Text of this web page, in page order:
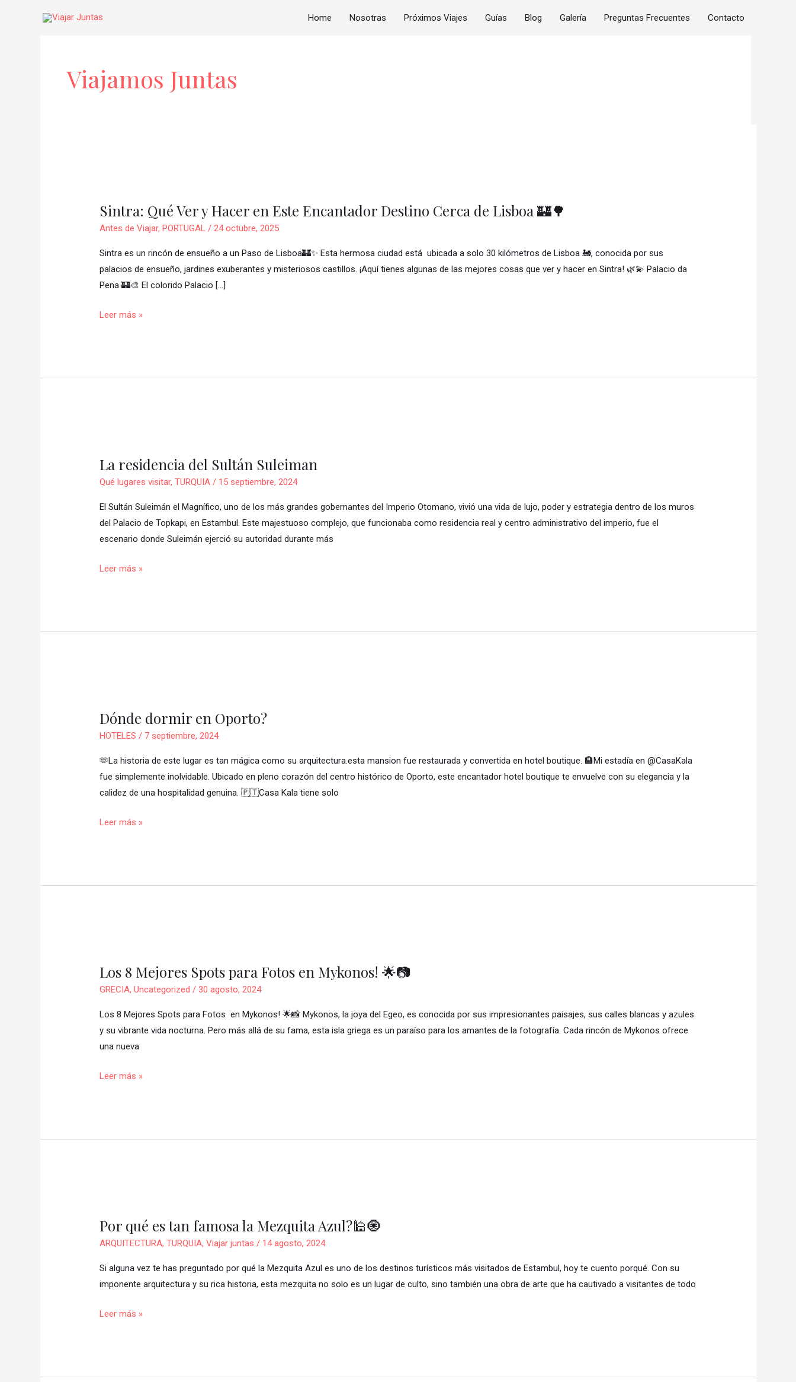
Home Nosotras Próximos Viajes Guías Blog Galería Preguntas Frecuentes Contacto
Viajamos Juntas
Sintra: Qué Ver y Hacer en Este Encantador Destino Cerca de Lisboa 🏰🌳
Antes de Viajar, PORTUGAL/ 24 octubre, 2025
Sintra es un rincón de ensueño a un Paso de Lisboa🏰✨ Esta hermosa ciudad está ubicada a solo 30 kilómetros de Lisboa 🚂, conocida por sus
palacios de ensueño, jardines exuberantes y misteriosos castillos. ¡Aquí tienes algunas de las mejores cosas que ver y hacer en Sintra! 🌿💫 Palacio da
Pena 🏰🎨 El colorido Palacio […]
Ver
y
en
Este
Encantador
Leer más »
La residencia del Sultán Suleiman
Qué lugares visitar, TURQUIA/ 15 septiembre, 2024
El Sultán Suleimán el Magnífico, uno de los más grandes gobernantes del Imperio Otomano, vivió una vida de lujo, poder y estrategia dentro de los muros
del Palacio de Topkapi, en Estambul. Este majestuoso complejo, que funcionaba como residencia real y centro administrativo del imperio, fue el
escenario donde Suleimán ejerció su autoridad durante más
del
Sultán
Leer más »
Dónde dormir en Oporto?
HOTELES / 7 septiembre, 2024
🫶La historia de este lugar es tan mágica como su arquitectura.esta mansion fue restaurada y convertida en hotel boutique. 🏨Mi estadía en @CasaKala
fue simplemente inolvidable. Ubicado en pleno corazón del centro histórico de Oporto, este encantador hotel boutique te envuelve con su elegancia y la
calidez de una hospitalidad genuina. 🇵🇹Casa Kala tiene solo
en
Oporto?
Leer más »
Los 8 Mejores Spots para Fotos en Mykonos! 🌟📷
GRECIA, Uncategorized / 30 agosto, 2024
Los 8 Mejores Spots para Fotos en Mykonos! 🌟📸 Mykonos, la joya del Egeo, es conocida por sus impresionantes paisajes, sus calles blancas y azules
y su vibrante vida nocturna. Pero más allá de su fama, esta isla griega es un paraíso para los amantes de la fotografía. Cada rincón de Mykonos ofrece
una nueva
Mejores
Spots
Fotos
en
Mykonos!
Leer más »
Por qué es tan famosa la Mezquita Azul?🕌🧿
ARQUITECTURA, TURQUIA, Viajar juntas / 14 agosto, 2024
Si alguna vez te has preguntado por qué la Mezquita Azul es uno de los destinos turísticos más visitados de Estambul, hoy te cuento porqué. Con su
imponente arquitectura y su rica historia, esta mezquita no solo es un lugar de culto, sino también una obra de arte que ha cautivado a visitantes de todo
es
tan
la
Mezquita
Leer más »
entradas